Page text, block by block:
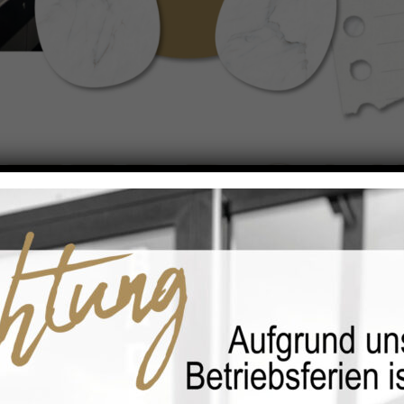
200€
Sichern Sie sich Ihr exklusives
EDEKA-Osterei und sparen Sie bares